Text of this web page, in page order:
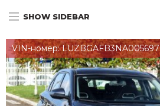
SHOW SIDEBAR
VIN-номер: LUZBGAFB3NA005697